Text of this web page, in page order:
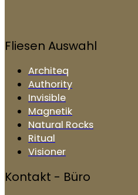
Fliesen Auswahl
Architeq
Authority
Invisible
Magnetik
Natural Rocks
Ritual
Visioner
Kontakt - Büro